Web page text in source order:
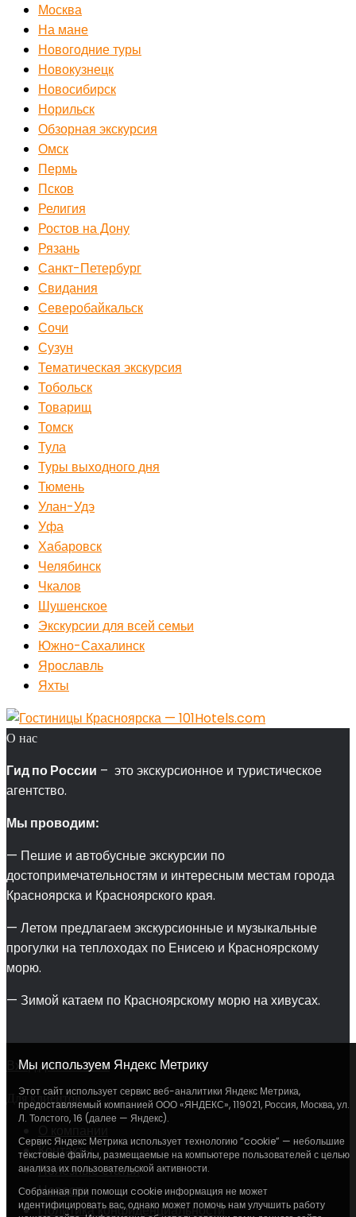
Мы используем Яндекс Метрику
Этот сайт использует сервис веб-аналитики Яндекс Метрика,
предоставляемый компанией ООО «ЯНДЕКС», 119021, Россия, Москва, ул.
Л. Толстого, 16 (далее — Яндекс).
Сервис Яндекс Метрика использует технологию “cookie” — небольшие
текстовые файлы, размещаемые на компьютере пользователей с целью
анализа их пользовательской активности.
Собранная при помощи cookie информация не может
идентифицировать вас, однако может помочь нам улучшить работу
Москва
На мане
Новогодние туры
Новокузнецк
Новосибирск
Норильск
Обзорная экскурсия
Омск
Пермь
Псков
Религия
Ростов на Дону
Рязань
Санкт-Петербург
Свидания
Северобайкальск
Сочи
Сузун
Тематическая экскурсия
Тобольск
Товарищ
Томск
Тула
Туры выходного дня
Тюмень
Улан-Удэ
Уфа
Хабаровск
Челябинск
Чкалов
Шушенское
Экскурсии для всей семьи
Южно-Сахалинск
Ярославль
Яхты
О нас
Гид по России – это экскурсионное и туристическое
агентство.
Мы проводим:
— Пешие и автобусные экскурсии по
достопримечательностям и интересным местам города
Красноярска и Красноярского края.
— Летом предлагаем экскурсионные и музыкальные
прогулки на теплоходах по Енисею и Красноярскому
морю.
— Зимой катаем по Красноярскому морю на хивусах.
Вход для агентов
Для клиентов
Контакты
Полезные статьи
Новости
Политика конфиденциальности